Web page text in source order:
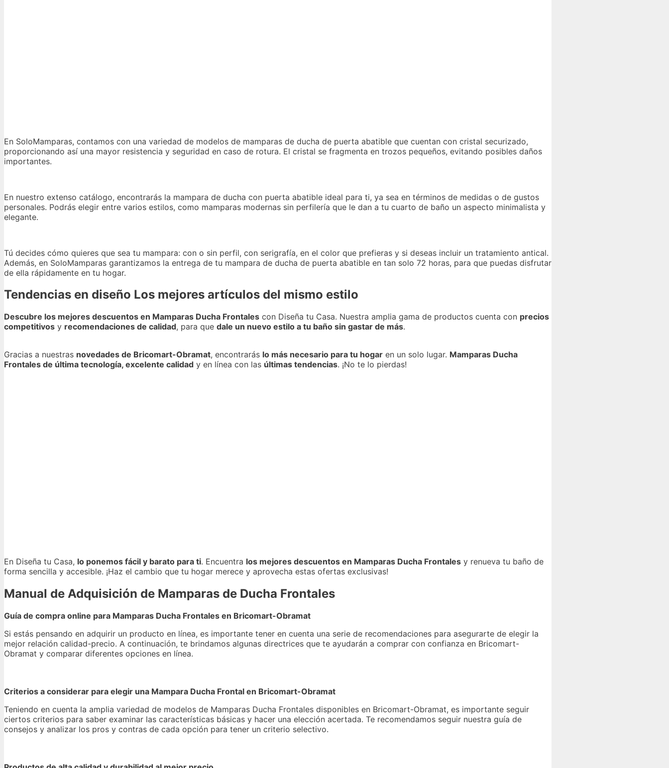
En SoloMamparas, contamos con una variedad de modelos de mamparas de ducha de puerta abatible que cuentan con cristal securizado,
proporcionando así una mayor resistencia y seguridad en caso de rotura. El cristal se fragmenta en trozos pequeños, evitando posibles daños
importantes.
En nuestro extenso catálogo, encontrarás la mampara de ducha con puerta abatible ideal para ti, ya sea en términos de medidas o de gustos
personales. Podrás elegir entre varios estilos, como mamparas modernas sin perfilería que le dan a tu cuarto de baño un aspecto minimalista y
elegante.
Tú decides cómo quieres que sea tu mampara: con o sin perfil, con serigrafía, en el color que prefieras y si deseas incluir un tratamiento antical.
Además, en SoloMamparas garantizamos la entrega de tu mampara de ducha de puerta abatible en tan solo 72 horas, para que puedas disfrutar
de ella rápidamente en tu hogar.
Tendencias en diseño Los mejores artículos del mismo estilo
Descubre los mejores descuentos en Mamparas Ducha Frontales con Diseña tu Casa. Nuestra amplia gama de productos cuenta con precios
competitivos y recomendaciones de calidad, para que dale un nuevo estilo a tu baño sin gastar de más.
Gracias a nuestras novedades de Bricomart-Obramat, encontrarás lo más necesario para tu hogar en un solo lugar. Mamparas Ducha
Frontales de última tecnología, excelente calidad y en línea con las últimas tendencias. ¡No te lo pierdas!
En Diseña tu Casa, lo ponemos fácil y barato para ti. Encuentra los mejores descuentos en Mamparas Ducha Frontales y renueva tu baño de
forma sencilla y accesible. ¡Haz el cambio que tu hogar merece y aprovecha estas ofertas exclusivas!
Manual de Adquisición de Mamparas de Ducha Frontales
Guía de compra online para Mamparas Ducha Frontales en Bricomart-Obramat
Si estás pensando en adquirir un producto en línea, es importante tener en cuenta una serie de recomendaciones para asegurarte de elegir la
mejor relación calidad-precio. A continuación, te brindamos algunas directrices que te ayudarán a comprar con confianza en Bricomart-
Obramat y comparar diferentes opciones en línea.
Criterios a considerar para elegir una Mampara Ducha Frontal en Bricomart-Obramat
Teniendo en cuenta la amplia variedad de modelos de Mamparas Ducha Frontales disponibles en Bricomart-Obramat, es importante seguir
ciertos criterios para saber examinar las características básicas y hacer una elección acertada. Te recomendamos seguir nuestra guía de
consejos y analizar los pros y contras de cada opción para tener un criterio selectivo.